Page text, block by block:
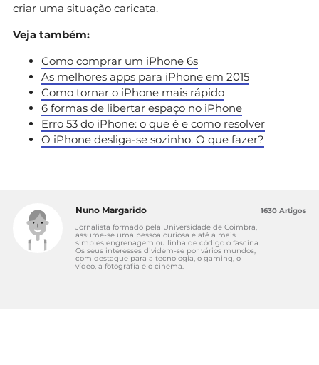
criar uma situação caricata.
Veja também:
Como comprar um iPhone 6s
As melhores apps para iPhone em 2015
Como tornar o iPhone mais rápido
6 formas de libertar espaço no iPhone
Erro 53 do iPhone: o que é e como resolver
O iPhone desliga-se sozinho. O que fazer?
Nuno Margarido
Jornalista formado pela Universidade de Coimbra,
assume-se uma pessoa curiosa e até a mais
simples engrenagem ou linha de código o fascina.
Os seus interesses dividem-se por vários mundos,
com destaque para a tecnologia, o gaming, o
vídeo, a fotografia e o cinema.
1630 Artigos